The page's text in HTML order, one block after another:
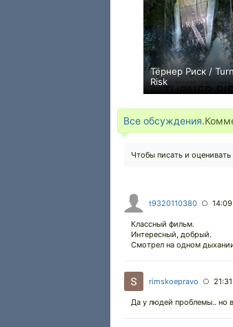
Тёрнер Риск /
Risk
−1
Все обсуждения.
Чтобы писать и
t9320110380 ○
Классный фильм.
Интересный, добрый.
Смотрел на одном
rimskoepravo ○
Да у людей проблемы.. но